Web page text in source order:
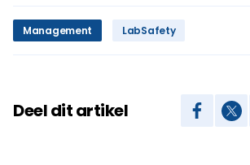
Management LabSafety
Deel dit artikel